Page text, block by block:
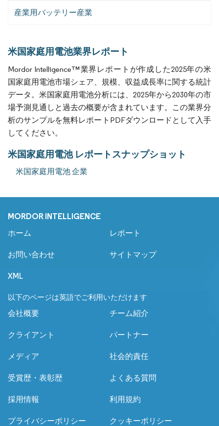
産業用バッテリー産業
米国家庭用電池業界レポート
Mordor Intelligence™業界レポートが作成した2025年の米
国家庭用電池市場シェア、規模、収益成長率に関する統計
データ。米国家庭用電池分析には、2025年から2030年の市
場予測見通しと過去の概要が含まれています。この業界分
析のサンプルを無料レポートPDFダウンロードとして入手
してください。
米国家庭用電池 レポートスナップショット
米国家庭用電池 企業
MORDOR INTELLIGENCE
ホーム レポート
お問い合わせ サイトマップ
XML
以下のページは英語でご利用いただけます
会社概要
チーム紹介
クライアント パートナー
メディア 社会的責任
受賞歴・表彰歴 よくある質問
採用情報 利用規約
プライバシーポリシー クッキーポリシー